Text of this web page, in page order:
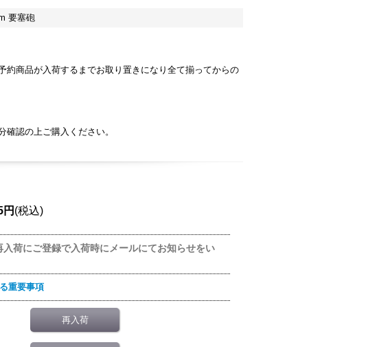
要塞砲
約商品が入荷するまでお取り置きになり全て揃ってからの
認の上ご購入ください。
円 (税込)
入荷にご登録で入荷時にメールにてお知らせをい
重要事項
再入荷